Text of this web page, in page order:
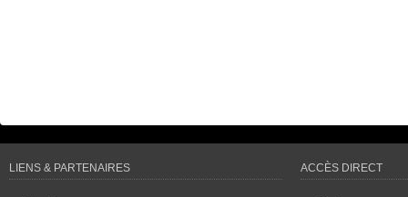
LIENS & PARTENAIRES ACCÈS DIRECT